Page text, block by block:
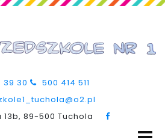
39 30
500 414 511
13b, 89-500 Tuchola